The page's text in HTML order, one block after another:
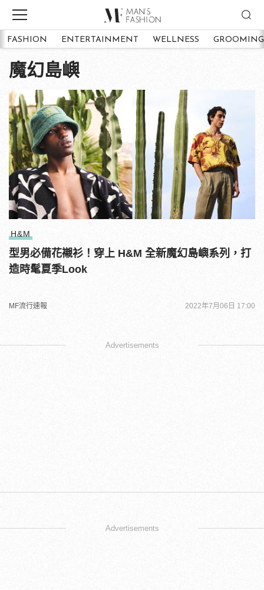
FASHION ENTERTAINMENT WELLNESS GROOMING
魔幻島嶼
H&M
型男必備花襯衫！穿上 H&M 全新魔幻島嶼系列，打
造時髦夏季Look
MF流行速報 2022年7月06日 17:00
Advertisements
Advertisements